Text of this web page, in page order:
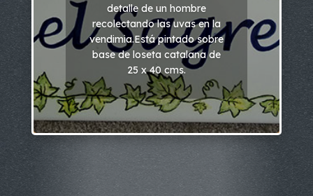
detalle de un hombre
recolectando las uvas en la
vendimia.Está pintado sobre
base de loseta catalana de
25 x 40 cms.